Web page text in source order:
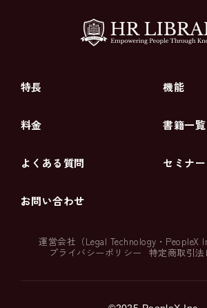
特長 機能
料金 書籍一覧
よくある質問 セミナー
お問い合わせ
運営会社（Legal Technology ・ PeopleX
プライバシーポリシー
特定商取引